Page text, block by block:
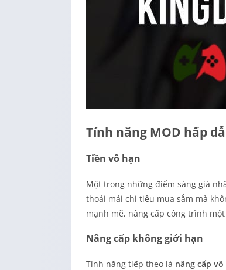
Tính năng MOD hấp
Tiền vô hạn
Một trong những điểm sáng giá
thoải mái chi tiêu mua sắm mà
mạnh mẽ, nâng cấp công trình
Nâng cấp không giới hạn
Tính năng tiếp theo là nâng cấp vô